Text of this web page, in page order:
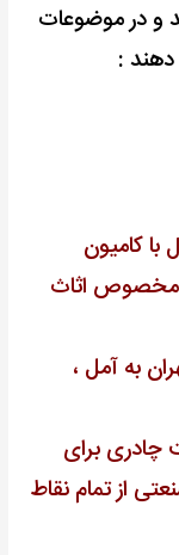
و در موضوعات
دهند :
کامیون
مخصوص اثاث
به آمل ،
چادری برای
از تمام نقاط